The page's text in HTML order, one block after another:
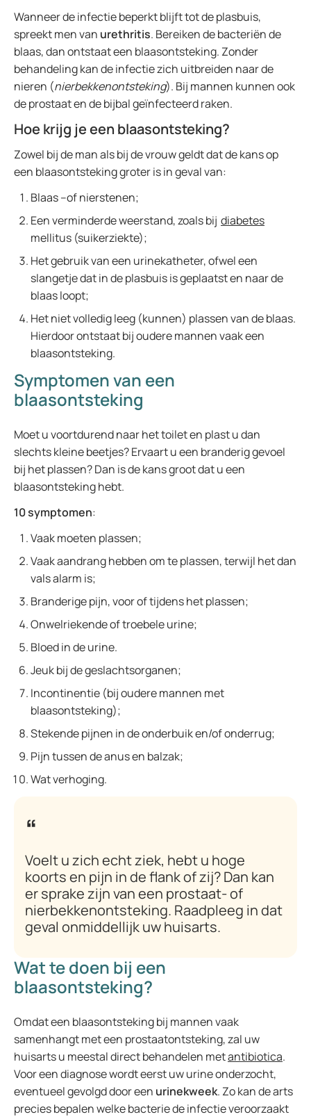
Wanneer de infectie beperkt blijft tot de plasbuis,
spreekt men van urethritis. Bereiken de bacteriën de
blaas, dan ontstaat een blaasontsteking. Zonder
behandeling kan de infectie zich uitbreiden naar de
nieren (nierbekkenontsteking). Bij mannen kunnen ook
de prostaat en de bijbal geïnfecteerd raken.
Hoe krijg je een blaasontsteking?
Zowel bij de man als bij de vrouw geldt dat de kans op
een blaasontsteking groter is in geval van:
Blaas –of nierstenen;
Een verminderde weerstand, zoals bij diabetes
mellitus (suikerziekte);
Het gebruik van een urinekatheter, ofwel een
slangetje dat in de plasbuis is geplaatst en naar de
blaas loopt;
Het niet volledig leeg (kunnen) plassen van de blaas.
Hierdoor ontstaat bij oudere mannen vaak een
blaasontsteking.
Symptomen van een
blaasontsteking
Moet u voortdurend naar het toilet en plast u dan
slechts kleine beetjes? Ervaart u een branderig gevoel
bij het plassen? Dan is de kans groot dat u een
blaasontsteking hebt.
10 symptomen:
Vaak moeten plassen;
Vaak aandrang hebben om te plassen, terwijl het dan
vals alarm is;
Branderige pijn, voor of tijdens het plassen;
Onwelriekende of troebele urine;
Bloed in de urine.
Jeuk bij de geslachtsorganen;
Incontinentie (bij oudere mannen met
blaasontsteking);
Stekende pijnen in de onderbuik en/of onderrug;
Pijn tussen de anus en balzak;
Wat verhoging.
Voelt u zich echt ziek, hebt u hoge
koorts en pijn in de flank of zij? Dan kan
er sprake zijn van een prostaat- of
nierbekkenontsteking. Raadpleeg in dat
geval onmiddellijk uw huisarts.
Wat te doen bij een
blaasontsteking?
Omdat een blaasontsteking bij mannen vaak
samenhangt met een prostaatontsteking, zal uw
huisarts u meestal direct behandelen metantibiotica.
Voor een diagnose wordt eerst uw urine onderzocht,
eventueel gevolgd door een urinekweek. Zo kan de arts
precies bepalen welke bacterie de infectie veroorzaakt